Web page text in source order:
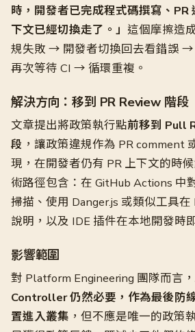
時，開發者已完成程式碼撰寫、PR
下文已經切換走了。」 這個摩擦造
規失敗 → 開發者切換回去看錯誤
再次等待 CI → 循環重複。
解決方向：移到 PR Review 階段
文章提出將政策執行點前移到 Pull
段 ，讓政策違規作為 PR comment
現，在開發者仍有 PR 上下文的時
術路徑包含：在 GitHub Actions 中
掃描、使用 Danger.js 或類似工具
說明，以及 IDE 插件在本地開發時
影響範圍
對 Platform Engineering 團隊而言，
Controller 仍然必要，作為最後防
置進入叢集 ，但不應是唯一的政策